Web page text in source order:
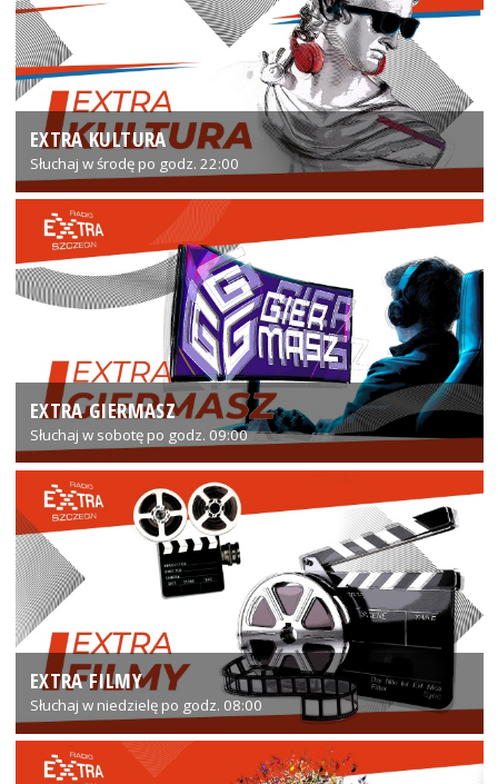
EXTRA KULTURA
Słuchaj w środę po godz. 22:00
EXTRA GIERMASZ
Słuchaj w sobotę po godz. 09:00
EXTRA FILMY
Słuchaj w niedzielę po godz. 08:00